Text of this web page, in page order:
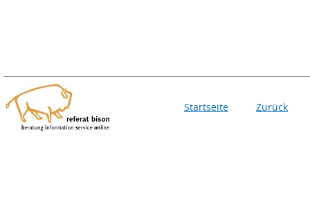
Startseite Zurück